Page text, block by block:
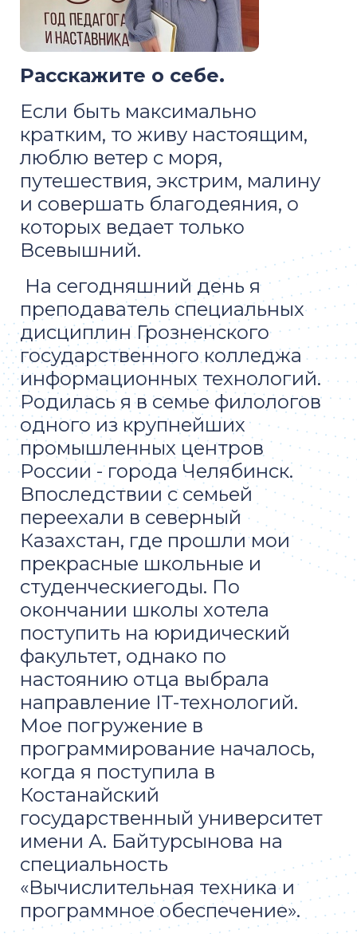
Расскажите о себе.
Если быть максимально
кратким, то живу настоящим,
люблю ветер с моря,
путешествия, экстрим, малину
и совершать благодеяния, о
которых ведает только
Всевышний.
На сегодняшний день я
преподаватель специальных
дисциплин Грозненского
государственного колледжа
информационных технологий.
Родилась я в семье филологов
одного из крупнейших
промышленных центров
России - города Челябинск.
Впоследствии с семьей
переехали в северный
Казахстан, где прошли мои
прекрасные школьные и
студенческиегоды. По
окончании школы хотела
поступить на юридический
факультет, однако по
настоянию отца выбрала
направление IT-технологий.
Мое погружение в
программирование началось,
когда я поступила в
Костанайский
государственный университет
имени А. Байтурсынова на
специальность
«Вычислительная техника и
программное обеспечение».